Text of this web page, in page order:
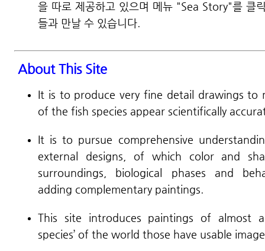
을 따로 제공하고 있으며 메뉴 "Sea Story"를 클
들과 만날 수 있습니다.
About This Site
It is to produce very fine detail drawings to
of the fish species appear scientifically
It is to pursue comprehensive
external designs, of which color and
surroundings, biological phases and
adding complementary paintings.
This site introduces paintings of almost
species’ of the world those have usable